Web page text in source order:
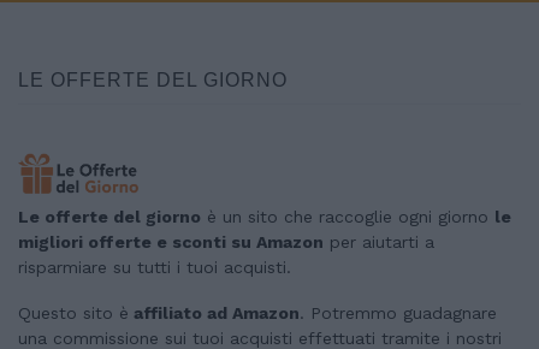
LE OFFERTE DEL GIORNO
Le offerte del giorno è un sito che raccoglie ogni giorno le
migliori offerte e sconti su Amazon per aiutarti a
risparmiare su tutti i tuoi acquisti.
Questo sito è affiliato ad Amazon. Potremmo guadagnare
una commissione sui tuoi acquisti effettuati tramite i nostri